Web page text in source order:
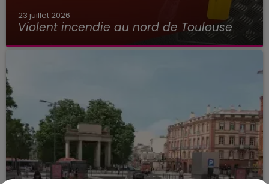
23 juillet 2026
Violent incendie au nord de Toulouse